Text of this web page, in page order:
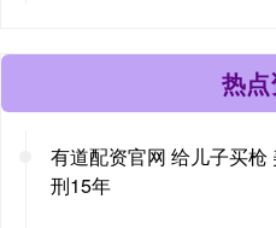
热
有道配资官网 给儿子买
刑15年